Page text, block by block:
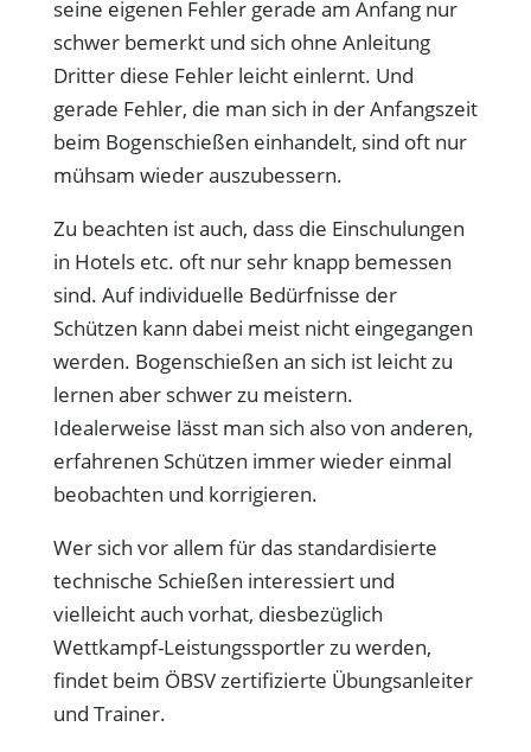
seine eigenen Fehler gerade am Anfang nur
schwer bemerkt und sich ohne Anleitung
Dritter diese Fehler leicht einlernt. Und
gerade Fehler, die man sich in der Anfangszeit
beim Bogenschießen einhandelt, sind oft nur
mühsam wieder auszubessern.
Zu beachten ist auch, dass die Einschulungen
in Hotels etc. oft nur sehr knapp bemessen
sind. Auf individuelle Bedürfnisse der
Schützen kann dabei meist nicht eingegangen
werden. Bogenschießen an sich ist leicht zu
lernen aber schwer zu meistern.
Idealerweise lässt man sich also von anderen,
erfahrenen Schützen immer wieder einmal
beobachten und korrigieren.
Wer sich vor allem für das standardisierte
technische Schießen interessiert und
vielleicht auch vorhat, diesbezüglich
Wettkampf-Leistungssportler zu werden,
findet beim ÖBSV zertifizierte Übungsanleiter
und Trainer.